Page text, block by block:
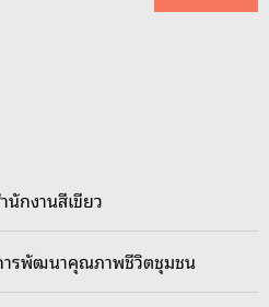
นักงานสีเขียว
รพัฒนาคุณภาพชีวิตชุมชน